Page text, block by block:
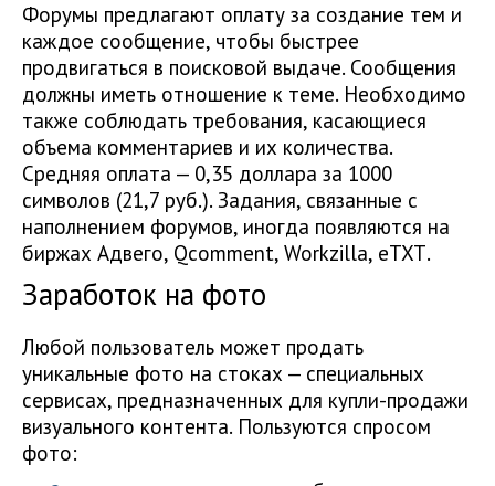
Форумы предлагают оплату за создание тем и
каждое сообщение, чтобы быстрее
продвигаться в поисковой выдаче. Сообщения
должны иметь отношение к теме. Необходимо
также соблюдать требования, касающиеся
объема комментариев и их количества.
Средняя оплата — 0,35 доллара за 1000
символов (21,7 руб.). Задания, связанные с
наполнением форумов, иногда появляются на
биржах Адвего, Qcomment, Workzilla, еТХТ.
Заработок на фото
Любой пользователь может продать
уникальные фото на стоках — специальных
сервисах, предназначенных для купли-продажи
визуального контента. Пользуются спросом
фото: